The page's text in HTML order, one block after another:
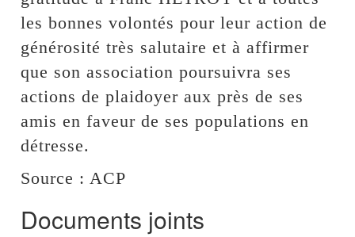
les bonnes volontés pour leur action de
générosité très salutaire et à affirmer
que son association poursuivra ses
actions de plaidoyer aux près de ses
amis en faveur de ses populations en
détresse.
Source : ACP
Documents joints